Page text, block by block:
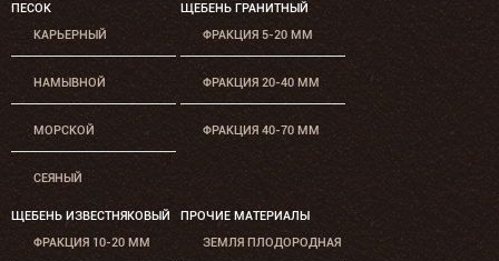
ПЕСОК
КАРЬЕРНЫЙ
НАМЫВНОЙ
МОРСКОЙ
СЕЯНЫЙ
ЩЕБЕНЬ ГРАНИТНЫЙ
ФРАКЦИЯ 5-20 ММ
ФРАКЦИЯ 20-40 ММ
ФРАКЦИЯ 40-70 ММ
ЩЕБЕНЬ ИЗВЕСТНЯКОВЫЙ
ФРАКЦИЯ 10-20 ММ
ПРОЧИЕ МАТЕРИАЛЫ
ЗЕМЛЯ ПЛОДОРОДНАЯ